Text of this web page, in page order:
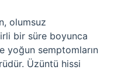
olumsuz
bir süre boyunca
yoğun semptomların
Üzüntü hissi